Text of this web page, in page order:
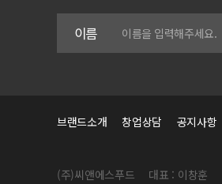
이름
브랜드소개 창업상담 공지사항
(주)씨앤에스푸드 대표 : 이창훈